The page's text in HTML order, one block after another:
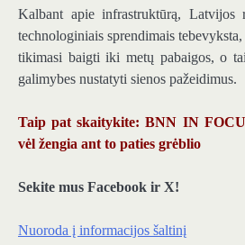
Kalbant apie infrastruktūrą, Latvijos
technologiniais sprendimais
tikimasi baigti iki metų pabaigos, o
galimybes nustatyti sienos pažeidimus.
Taip pat skaitykite: BNN IN
vėl žengia ant to paties grėblio
Sekite mus Facebook ir X!
Nuoroda į informacijos šaltinį